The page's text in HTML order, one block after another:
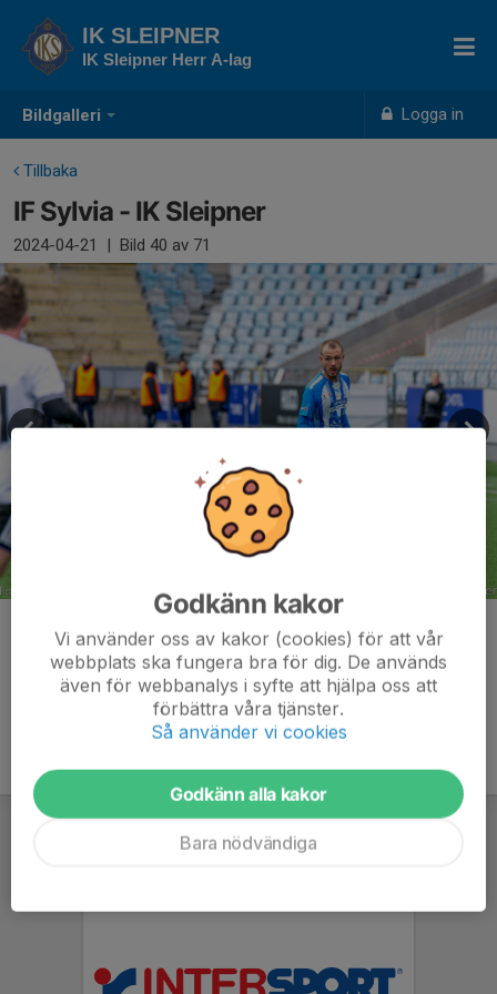
Bildgalleri Logga in
IK SLEIPNER
IK Sleipner Herr A-lag
Tillbaka
IF Sylvia - IK Sleipner
2024-04-21 | Bild 40 av 71
Kommentarer
Godkänn kakor
Vi använder oss av kakor (cookies) för att vår
webbplats ska fungera bra för dig. De används
även för webbanalys i syfte att hjälpa oss att
förbättra våra tjänster.
Så använder vi cookies
Godkänn alla kakor
Bara nödvändiga